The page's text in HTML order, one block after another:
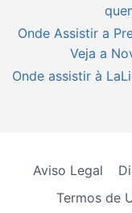
Onde Assistir a
Veja a
Onde assistir à
Aviso Legal
Termos de